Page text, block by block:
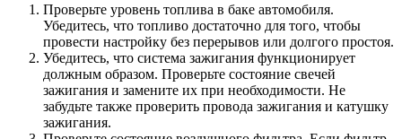
Проверьте уровень топлива в баке автомобиля.
Убедитесь, что топливо достаточно для того, чтобы
провести настройку без перерывов или долгого простоя.
Убедитесь, что система зажигания функционирует
должным образом. Проверьте состояние свечей
зажигания и замените их при необходимости. Не
забудьте также проверить провода зажигания и катушку
зажигания.